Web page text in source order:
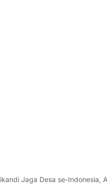
Jaga Desa se-Indonesia,